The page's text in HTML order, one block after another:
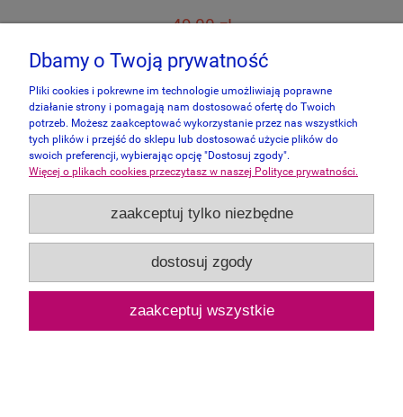
49,00 zł
Dbamy o Twoją prywatność
Pliki cookies i pokrewne im technologie umożliwiają poprawne
działanie strony i pomagają nam dostosować ofertę do Twoich
potrzeb. Możesz zaakceptować wykorzystanie przez nas wszystkich
tych plików i przejść do sklepu lub dostosować użycie plików do
swoich preferencji, wybierając opcję "Dostosuj zgody".
Więcej o plikach cookies przeczytasz w naszej Polityce prywatności.
zaakceptuj tylko niezbędne
dostosuj zgody
zaakceptuj wszystkie